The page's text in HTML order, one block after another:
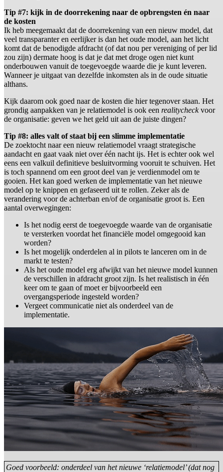
Tip #7: kijk in de doorrekening naar de opbrengsten én naar
de kosten
Ik heb meegemaakt dat de doorrekening van een nieuw model, dat
veel transparanter en eerlijker is dan het oude model, aan het licht
komt dat de benodigde afdracht (of dat nou per vereniging of per lid
zou zijn) dermate hoog is dat je dat met droge ogen niet kunt
onderbouwen vanuit de toegevoegde waarde die je kunt leveren.
Wanneer je uitgaat van dezelfde inkomsten als in de oude situatie
althans.
Kijk daarom ook goed naar de kosten die hier tegenover staan. Het
grondig aanpakken van je relatiemodel is ook een realitycheckvoor
de organisatie: geven we het geld uit aan de juiste dingen?
Tip #8: alles valt of staat bij een slimme implementatie
De zoektocht naar een nieuw relatiemodel vraagt strategische
aandacht en gaat vaak niet over één nacht ijs. Het is echter ook wel
eens een valkuil definitieve besluitvorming vooruit te schuiven. Het
is toch spannend om een groot deel van je verdienmodel om te
gooien. Het kan goed werken de implementatie van het nieuwe
model op te knippen en gefaseerd uit te rollen. Zeker als de
verandering voor de achterban en/of de organisatie groot is. Een
aantal overwegingen:
Is het nodig eerst de toegevoegde waarde van de organisatie
te versterken voordat het financiële model omgegooid kan
worden?
Is het mogelijk onderdelen al in pilots te lanceren om in de
markt te testen?
Als het oude model erg afwijkt van het nieuwe model kunnen
de verschillen in afdracht groot zijn. Is het realistisch in één
keer om te gaan of moet er bijvoorbeeld een
overgangsperiode ingesteld worden?
Vergeet communicatie niet als onderdeel van de
implementatie.
Goed voorbeeld: onderdeel van het nieuwe ‘relatiemodel’ (dat nog